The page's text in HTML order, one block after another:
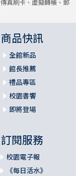
傳真刷卡、虛擬轉帳、郵
商品快訊
全館新品
館長推薦
禮品專區
校園書饗
即將登場
訂閱服務
校園電子報
《每日活水》